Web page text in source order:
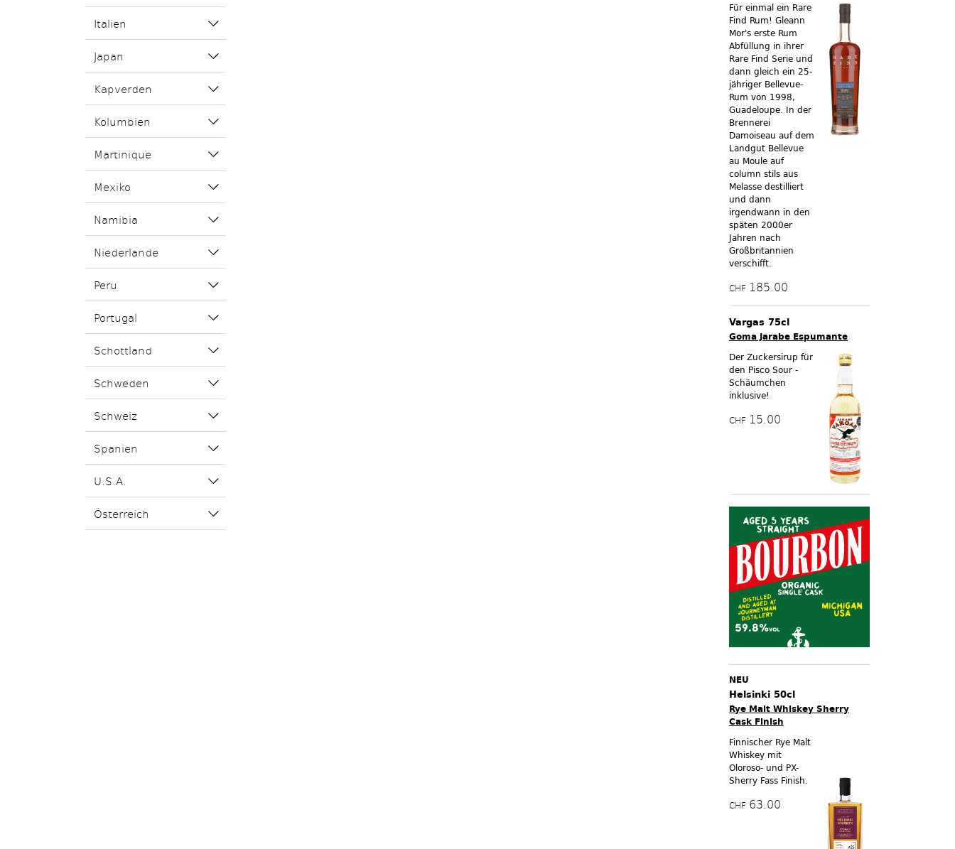
Italien
Japan
Kapverden
Kolumbien
Martinique
Mexiko
Namibia
Niederlande
Peru
Portugal
Schottland
Schweden
Schweiz
Spanien
U.S.A.
Österreich
Für einmal ein Rare
Find Rum! Gleann
Mor's erste Rum
Abfüllung in ihrer
Rare Find Serie und
dann gleich ein 25-
jähriger Bellevue-
Rum von 1998,
Guadeloupe. In der
Brennerei
Damoiseau auf dem
Landgut Bellevue
au Moule auf
column stils aus
Melasse destilliert
und dann
irgendwann in den
späten 2000er
Jahren nach
Großbritannien
verschifft.
CHF 185.00
Vargas 75cl
Goma Jarabe Espumante
Der Zuckersirup für
den Pisco Sour -
Schäumchen
inklusive!
CHF 15.00
NEU
Helsinki 50cl
Rye Malt Whiskey Sherry
Cask Finish
Finnischer Rye Malt
Whiskey mit
Oloroso- und PX-
Sherry Fass Finish.
CHF 63.00